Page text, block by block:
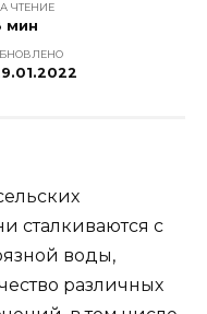
ЧТЕНИЕ
мин
сталкиваются с
воды,
различных